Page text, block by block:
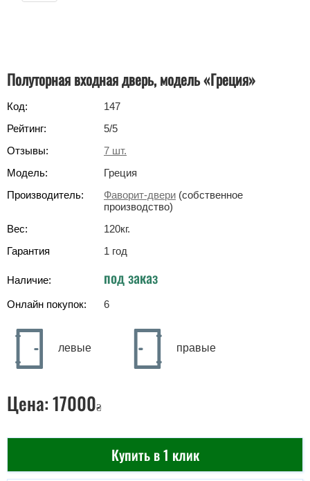
Полуторная входная дверь, модель «Греция»
Код:
147
Рейтинг:
5/5
Отзывы:
7 шт.
Модель:
Греция
Производитель:
Фаворит-двери (собственное
производство)
Вес:
120кг.
Гарантия
1 год
Наличие: под заказ
Онлайн покупок: 6
левые правые
Цена:17000₴
Купить в 1 клик